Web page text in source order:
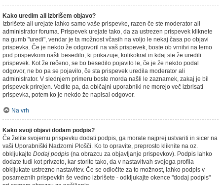
Kako uredim ali izbrišem objavo?
Izbrišete ali urejate lahko samo vaše prispevke, razen če ste moderator ali
administrator foruma. Prispevek urejate tako, da za ustrezen prispevek kliknete
na gumb "uredi", vendar je ta možnost včasih na voljo le nekaj časa po objavi
prispevka. Če je nekdo že odgovoril na vaš prispevek, boste ob vrnitvi na temo
pod prispevkom našli besedilo, ki prikazuje, kolikokrat in kdaj ste že uredili
prispevek. Kot že rečeno, se bo besedilo pojavilo le, če je že nekdo podal
odgovor, ne bo pa se pojavilo, če sta prispevek uredila moderator ali
administrator. V slednjem primeru boste morda našli le zaznamek, zakaj je bil
prispevek prirejen. Vedite pa, da običajni uporabniki ne morejo več izbrisati
prispevka, potem ko je nekdo že napisal odgovor.
Na vrh
Kako svoji objavi dodam podpis?
Če želite svojemu prispevku dodati podpis, ga morate najprej ustvariti in sicer na
vaši Uporabniški Nadzorni Plošči. Ko to opravite, preprosto kliknite na oz.
obkljukajte Dodaj podpis (na obrazcu za objavljanje prispevkov). Podpis lahko
dodate tudi kot privzeto, kar storite tako, da v nastavitvah svojega profila
obkljukate ustrezno nastavitev. Če se odločite za to možnost, lahko podpis v
posameznih prispevkih še vedno izbrišete - odkljukajte okence "dodaj podpis"